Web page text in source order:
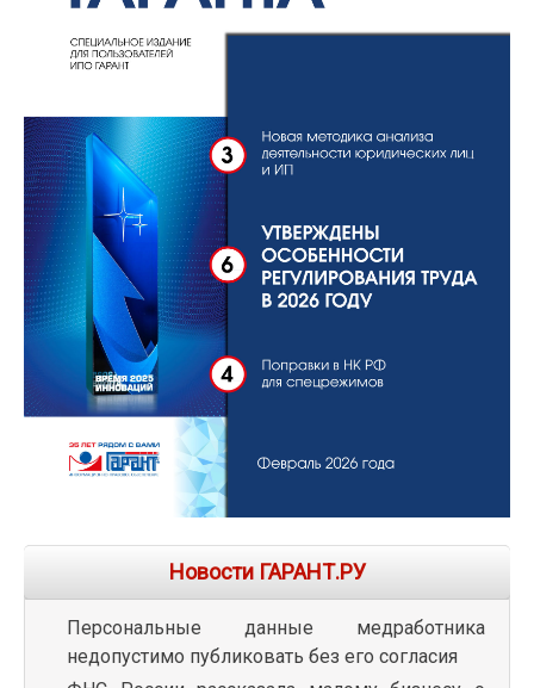
Новости ГАРАНТ.РУ
Персональные данные медработника
недопустимо публиковать без его согласия